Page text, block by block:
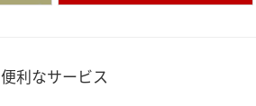
便利なサービス